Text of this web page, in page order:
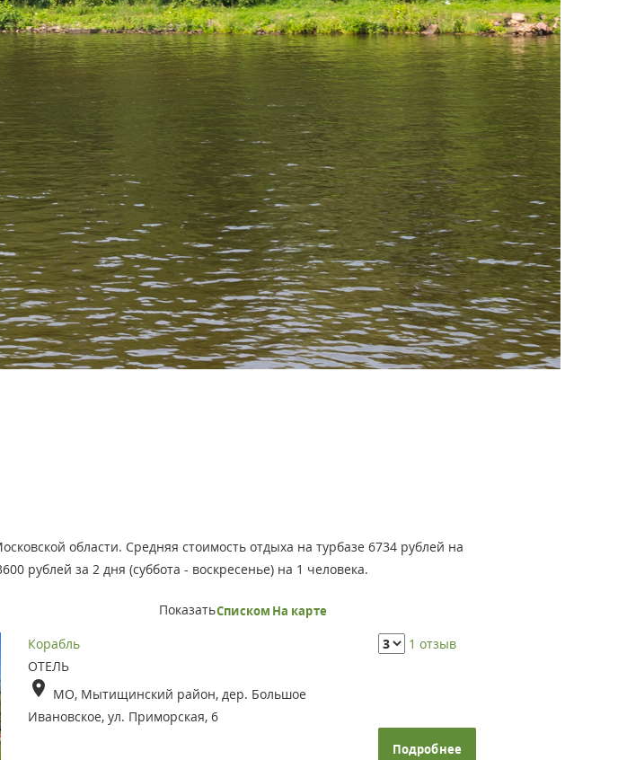
области. Средняя стоимость отдыха на турбазе 6734 рублей на
рублей за 2 дня (суббота - воскресенье) на 1 человека.
ПоказатьСписком На карте
Корабль
ОТЕЛЬ
МО, Мытищинский район, дер. Большое
Ивановское, ул. Приморская, 6
1 отзыв
Подробнее